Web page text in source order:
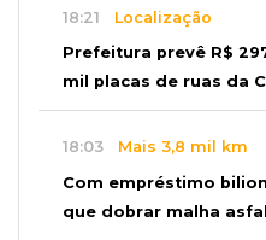
18:21 Localização
Prefeitura prevê R$
mil placas de ruas da
18:03 Mais 3,8 mil km
Com empréstimo
que dobrar malha